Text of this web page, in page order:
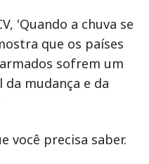
'Quando a chuva se
que os países
sofrem um
mudança e da
você precisa saber.